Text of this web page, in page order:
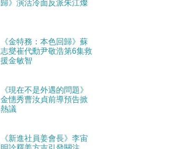
歸》演活冷面反派朱江燦
《金特務：本色回歸》蘇
志燮崔代勳尹敬浩第6集救
援金敏智
《現在不是外遇的問題》
金憓秀曹汝貞前導預告掀
熱議
《新進社員姜會長》李宙